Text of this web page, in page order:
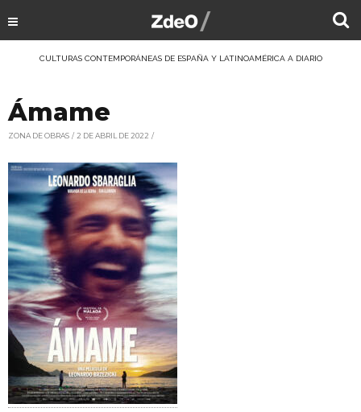
CULTURAS CONTEMPORÁNEAS DE ESPAÑA Y LATINOAMÉRICA A DIARIO
Ámame
ZONA DE OBRAS 2 DE ABRIL DE 2022